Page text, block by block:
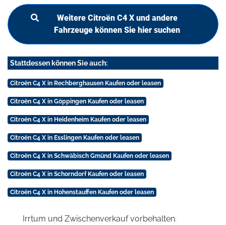
Weitere Citroën C4 X und andere
Fahrzeuge können Sie hier suchen
Stattdessen können Sie auch:
Citroën C4 X in Rechberghausen Kaufen oder leasen
Citroën C4 X in Göppingen Kaufen oder leasen
Citroën C4 X in Heidenheim Kaufen oder leasen
Citroën C4 X in Esslingen Kaufen oder leasen
Citroën C4 X in Schwäbisch Gmünd Kaufen oder leasen
Citroën C4 X in Schorndorf Kaufen oder leasen
Citroën C4 X in Hohenstauffen Kaufen oder leasen
Irrtum und Zwischenverkauf vorbehalten.